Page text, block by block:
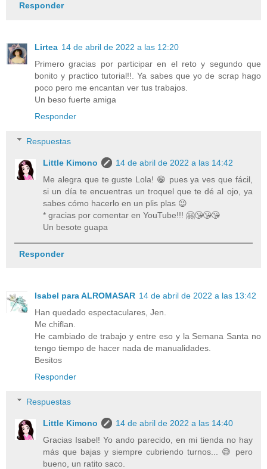
Responder
Lirtea 14 de abril de 2022 a las 12:20
Primero gracias por participar en el reto y segundo que
bonito y practico tutorial!!. Ya sabes que yo de scrap hago
poco pero me encantan ver tus trabajos.
Un beso fuerte amiga
Responder
Respuestas
Little Kimono
14 de abril de 2022 a las 14:42
Me alegra que te guste Lola! 😁 pues ya ves que fácil,
si un día te encuentras un troquel que te dé al ojo, ya
sabes cómo hacerlo en un plis plas 😉
* gracias por comentar en YouTube!!! 🤗😘😘😘
Un besote guapa
Responder
Isabel para ALROMASAR 14 de abril de 2022 a las 13:42
Han quedado espectaculares, Jen.
Me chiflan.
He cambiado de trabajo y entre eso y la Semana Santa no
tengo tiempo de hacer nada de manualidades.
Besitos
Responder
Respuestas
Little Kimono
14 de abril de 2022 a las 14:40
Gracias Isabel! Yo ando parecido, en mi tienda no hay
más que bajas y siempre cubriendo turnos... 😅 pero
bueno, un ratito saco.